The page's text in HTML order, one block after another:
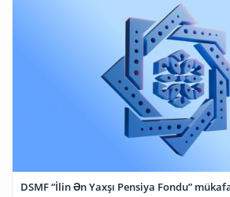
DSMF “İlin Ən Yaxşı Pensiya Fondu”